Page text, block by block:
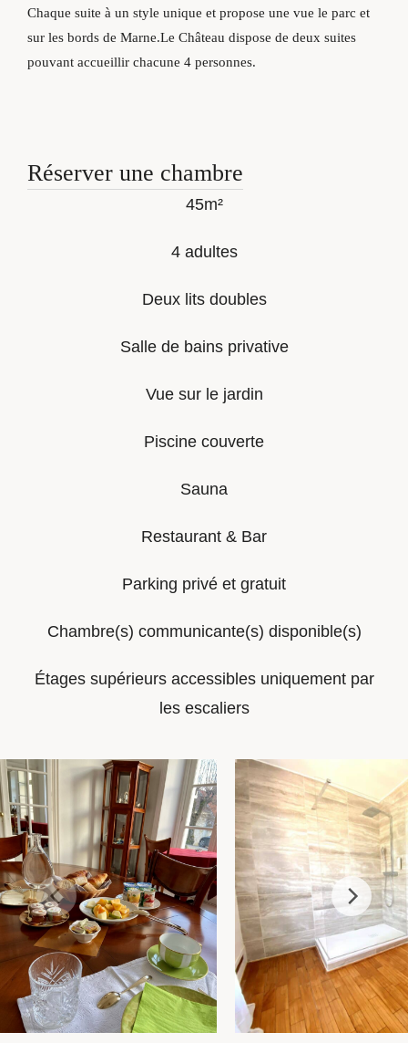
Chaque suite à un style unique et propose une vue le parc et
sur les bords de Marne.Le Château dispose de deux suites
pouvant accueillir chacune 4 personnes.
Réserver une chambre
45m²
4 adultes
Deux lits doubles
Salle de bains privative
Vue sur le jardin
Piscine couverte
Sauna
Restaurant & Bar
Parking privé et gratuit
Chambre(s) communicante(s) disponible(s)
Étages supérieurs accessibles uniquement par
les escaliers